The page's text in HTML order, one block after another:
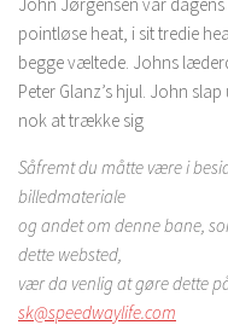
pointløse heat, i sit tredie
begge væltede. Johns
Peter Glanz’s hjul. John
nok at trække sig
Såfremt du måtte være i
billedmateriale
og andet om denne bane,
dette websted,
vær da venlig at gøre dette
sk@speedwaylife.com